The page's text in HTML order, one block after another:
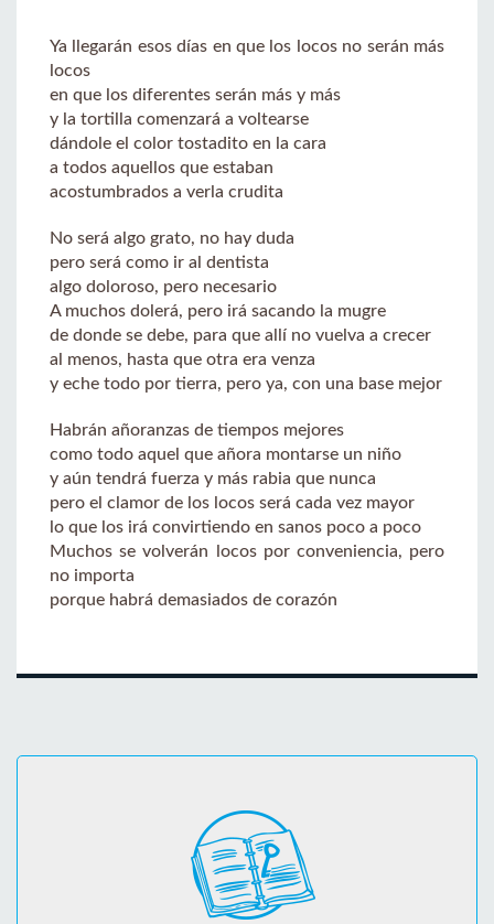
Ya llegarán esos días en que los locos no serán más
locos
en que los diferentes serán más y más
y la tortilla comenzará a voltearse
dándole el color tostadito en la cara
a todos aquellos que estaban
acostumbrados a verla crudita
No será algo grato, no hay duda
pero será como ir al dentista
algo doloroso, pero necesario
A muchos dolerá, pero irá sacando la mugre
de donde se debe, para que allí no vuelva a crecer
al menos, hasta que otra era venza
y eche todo por tierra, pero ya, con una base mejor
Habrán añoranzas de tiempos mejores
como todo aquel que añora montarse un niño
y aún tendrá fuerza y más rabia que nunca
pero el clamor de los locos será cada vez mayor
lo que los irá convirtiendo en sanos poco a poco
Muchos se volverán locos por conveniencia, pero
no importa
porque habrá demasiados de corazón